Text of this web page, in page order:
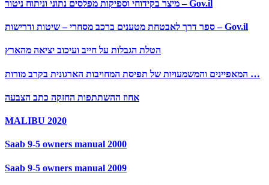
מיצר בקידוחי וספיקות מפלסים נתוני וניתוח ניטור – Gov.il
ספר דרך לאבטחת מטענים ברכב מסחרי – שיטות ודרישות – Gov.il
הטלת הגבלות על חייב ועיכוב יציאה מהארץ
המאפיינים והמשמעויות של תפיסת המחויבות הארגונית בקרב מורות …
אחוז ההשתתפות החזקה כתב הצבעה
MALIBU 2020
Saab 9-5 owners manual 2000
Saab 9-5 owners manual 2009